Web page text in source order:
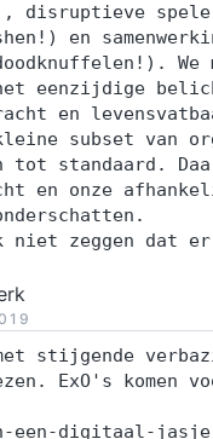
disruptieve
en
We
het eenzijdige
en
subset van
tot standaard.
en onze
niet zeggen dat
stijgende
ExO's komen
een-digitaal-jasje